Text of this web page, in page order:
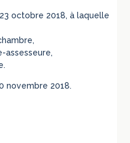
octobre 2018, à laquelle
assesseure,
novembre 2018.